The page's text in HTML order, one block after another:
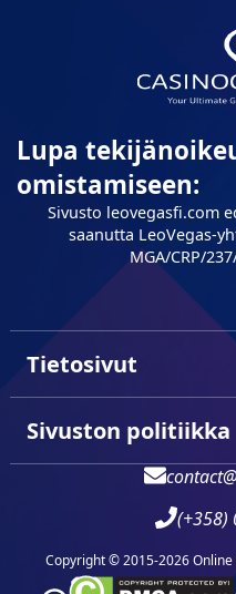
Lupa
omistamiseen:
Sivusto leovegasfi.com
saanutta LeoVegas-
MGA/CRP/
Tietosivut
Sivuston politiikka
(+358)
Copyright © 2015-2026 Online